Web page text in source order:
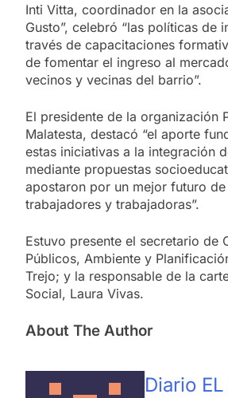
Inti Vitta, coordinador en la
Gusto”, celebró “las políticas de
través de capacitaciones
de fomentar el ingreso al
vecinos y vecinas del barrio”.
El presidente de la organización
Malatesta, destacó “el aporte
estas iniciativas a la integración
mediante propuestas
apostaron por un mejor futuro
trabajadores y trabajadoras”.
Estuvo presente el secretario de
Públicos, Ambiente y
Trejo; y la responsable de la
Social, Laura Vivas.
About The Author
Diario